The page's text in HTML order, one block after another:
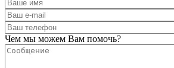
Чем мы можем Вам помочь?